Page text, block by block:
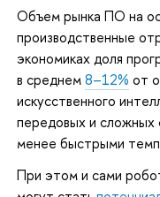
Объем рынка ПО на
производственные
экономиках доля
в среднем8–12% от
искусственного
передовых и сложных
менее быстрыми
При этом и сами